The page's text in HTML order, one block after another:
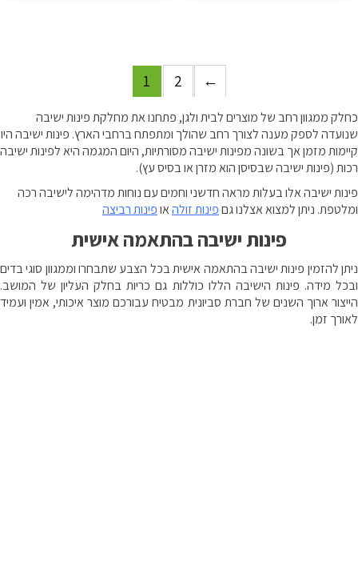
1 2 ←
כחלק ממגוון רחב של מוצרים לבית ולגן, פתחנו את מחלקת פינות ישיבה
שנועדה לספק מענה לצורך רחב שהולך ומתפתח ברחבי הארץ. פינות ישיבה היו
קיימות מזמן אך בשונה מפינות ישיבה מסורתיות, היום המגמה היא לפינות ישיבה
רכות (פינות ישיבה שבסיסן הוא מזרן או בסיס עץ).
פינות ישיבה אלו בעלות מראה חדשני וחמים עם נוחות מדהימה לישיבה רכה
ומלטפת. ניתן למצוא אצלנו גםפינות זולהאופינות רביצה
פינות ישיבה בהתאמה אישית
ניתן להזמין פינות ישיבה בהתאמה אישית בכל הצבע שתבחרו וממגוון סוגי בדים
ובכל מידה. פינות הישיבה הללו כוללות גם כריות בחלק העליון של המושב.
הייצור ארוך השנים של חברת סביונית מבטיח עבורכם מוצר איכותי, אמין ועמיד
לאורך זמן.